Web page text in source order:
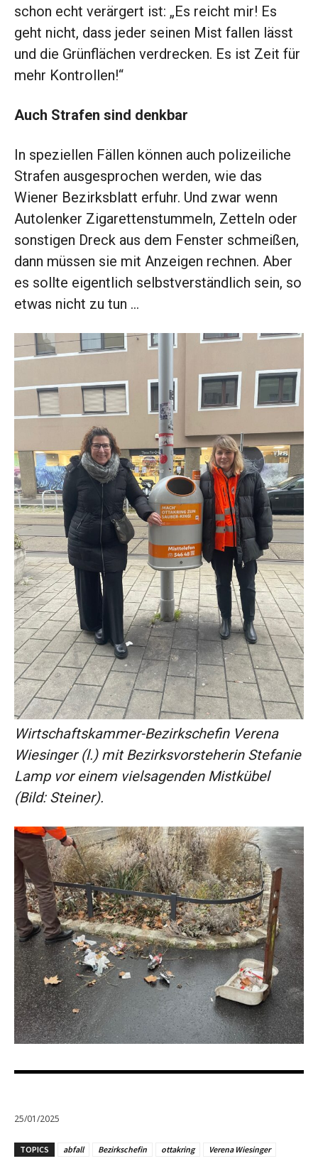
schon echt verärgert ist: „Es reicht mir! Es
geht nicht, dass jeder seinen Mist fallen lässt
und die Grünflächen verdrecken. Es ist Zeit für
mehr Kontrollen!“
Auch Strafen sind denkbar
In speziellen Fällen können auch polizeiliche
Strafen ausgesprochen werden, wie das
Wiener Bezirksblatt erfuhr. Und zwar wenn
Autolenker Zigarettenstummeln, Zetteln oder
sonstigen Dreck aus dem Fenster schmeißen,
dann müssen sie mit Anzeigen rechnen. Aber
es sollte eigentlich selbstverständlich sein, so
etwas nicht zu tun …
Wirtschaftskammer-Bezirkschefin Verena
Wiesinger (l.) mit Bezirksvorsteherin Stefanie
Lamp vor einem vielsagenden Mistkübel
(Bild: Steiner).
25/01/2025
TOPICS abfall Bezirkschefin ottakring Verena Wiesinger